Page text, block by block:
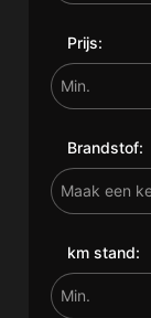
Prijs:
Brandstof:
km stand: